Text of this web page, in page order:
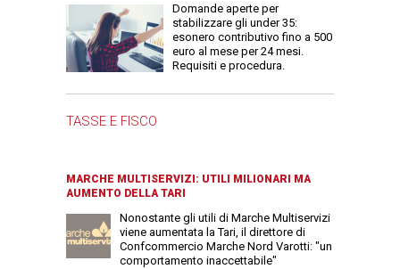
Domande aperte per
stabilizzare gli under 35:
esonero contributivo fino a 500
euro al mese per 24 mesi.
Requisiti e procedura.
TASSE E FISCO
MARCHE MULTISERVIZI: UTILI MILIONARI MA
AUMENTO DELLA TARI
Nonostante gli utili di Marche Multiservizi
viene aumentata la Tari, il direttore di
Confcommercio Marche Nord Varotti: "un
comportamento inaccettabile"